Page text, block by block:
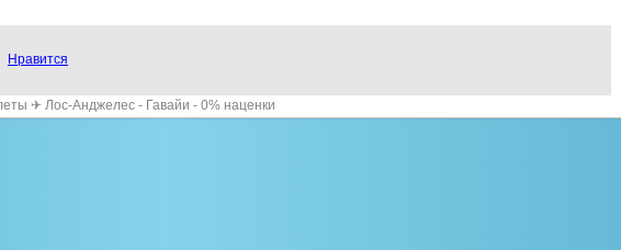
Нравится
✈ Лос-Анджелес - Гавайи - 0% наценки